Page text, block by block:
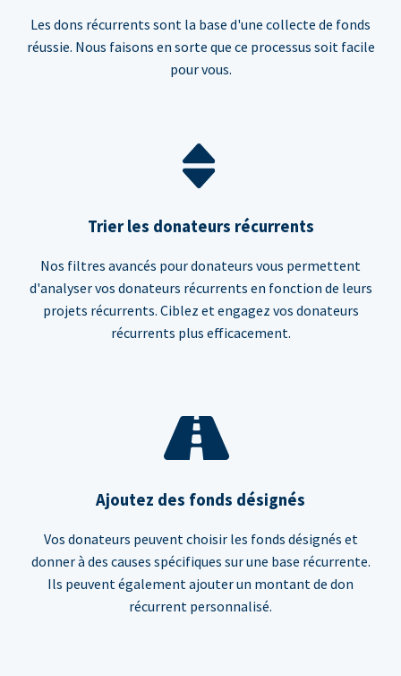
Les dons récurrents sont la base d'une collecte de fonds
réussie. Nous faisons en sorte que ce processus soit facile
pour vous.
Trier les donateurs récurrents
Nos filtres avancés pour donateurs vous permettent
d'analyser vos donateurs récurrents en fonction de leurs
projets récurrents. Ciblez et engagez vos donateurs
récurrents plus efficacement.
Ajoutez des fonds désignés
Vos donateurs peuvent choisir les fonds désignés et
donner à des causes spécifiques sur une base récurrente.
Ils peuvent également ajouter un montant de don
récurrent personnalisé.